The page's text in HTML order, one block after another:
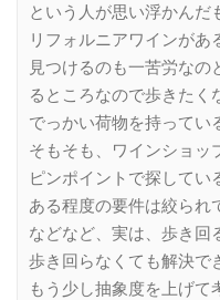
という人が思い浮かんだ
リフォルニアワインがあ
見つけるのも一苦労なの
るところなので歩きたく
でっかい荷物を持ってい
そもそも、ワインショッ
ピンポイントで探してい
ある程度の要件は絞られ
などなど、実は、歩き回
歩き回らなくても解決で
もう少し抽象度を上げて